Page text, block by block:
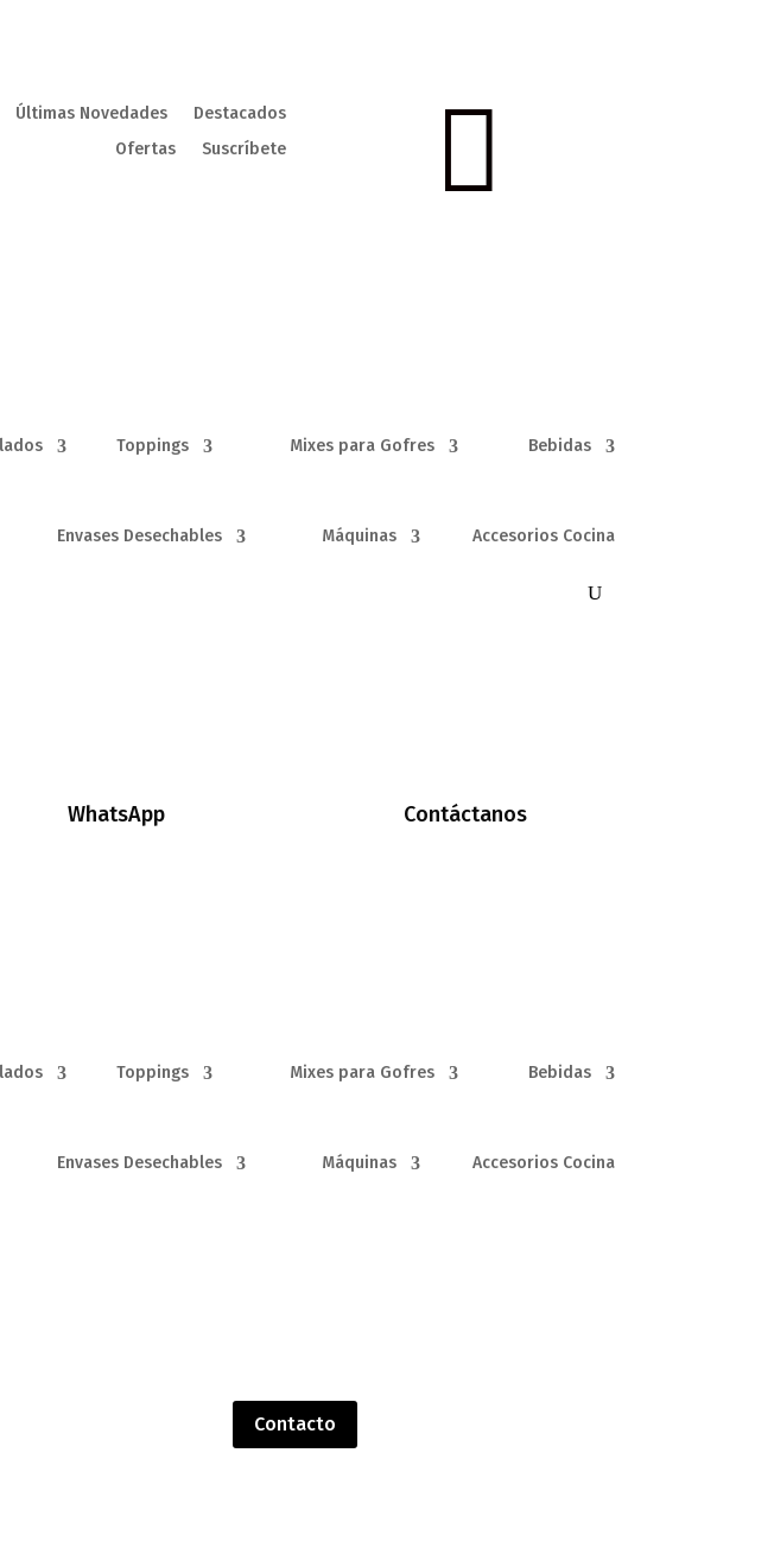
Últimas Novedades
Destacados
Ofertas
Suscríbete 
Toppings Mixes para Gofres Bebidas
Envases Desechables Máquinas Accesorios Cocina
WhatsApp Contáctanos
Toppings Mixes para Gofres Bebidas
Envases Desechables Máquinas Accesorios Cocina
Contacto